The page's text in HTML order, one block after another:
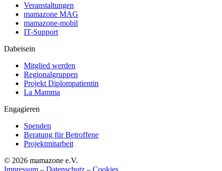
Veranstaltungen
mamazone MAG
mamazone-mobil
IT-Support
Dabeisein
Mitglied werden
Regionalgruppen
Projekt Diplompatientin
La Mamma
Engagieren
Spenden
Beratung für Betroffene
Projektmitarbeit
© 2026 mamazone e.V.
Impressum – Datenschutz – Cookies